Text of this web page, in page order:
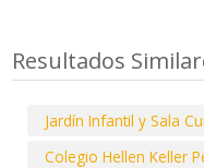
Resultados
Jardín Infantil y Sala
Colegio Hellen Keller